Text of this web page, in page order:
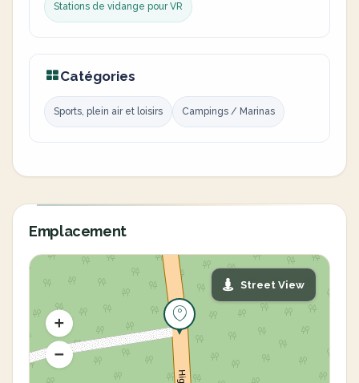
Stations de vidange pour VR
Catégories
Sports, plein air et loisirs Campings / Marinas
Emplacement
Street View